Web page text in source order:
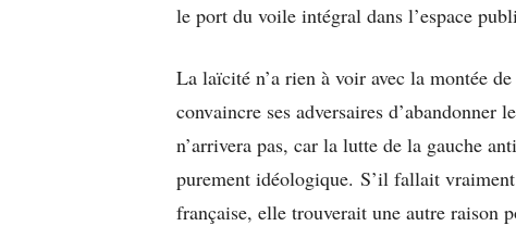
le port du voile intégral dans l’espace
La laïcité n’a rien à voir avec la montée
convaincre ses adversaires
n’arrivera pas, car la lutte de la gauche
purement idéologique. S’il fallait
française, elle trouverait une autre raison